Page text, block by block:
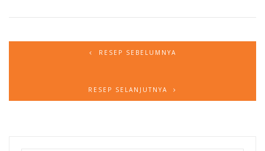
RESEP SEBELUMNYA
RESEP SELANJUTNYA